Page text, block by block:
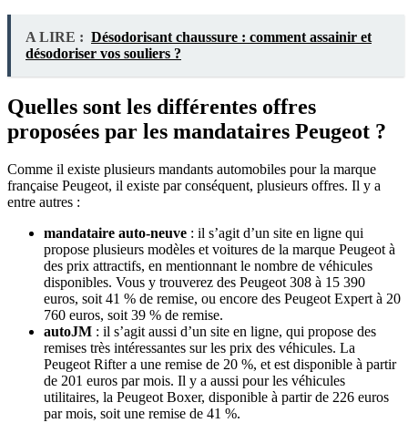
A LIRE : Désodorisant chaussure : comment assainir et
désodoriser vos souliers ?
Quelles sont les différentes offres
proposées par les mandataires Peugeot ?
Comme il existe plusieurs mandants automobiles pour la marque
française Peugeot, il existe par conséquent, plusieurs offres. Il y a
entre autres :
mandataire auto-neuve : il s’agit d’un site en ligne qui
propose plusieurs modèles et voitures de la marque Peugeot à
des prix attractifs, en mentionnant le nombre de véhicules
disponibles. Vous y trouverez des Peugeot 308 à 15 390
euros, soit 41 % de remise, ou encore des Peugeot Expert à 20
760 euros, soit 39 % de remise.
autoJM : il s’agit aussi d’un site en ligne, qui propose des
remises très intéressantes sur les prix des véhicules. La
Peugeot Rifter a une remise de 20 %, et est disponible à partir
de 201 euros par mois. Il y a aussi pour les véhicules
utilitaires, la Peugeot Boxer, disponible à partir de 226 euros
par mois, soit une remise de 41 %.